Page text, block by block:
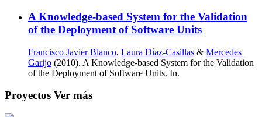
A Knowledge-based System for the Validation
of the Deployment of Software Units
Francisco Javier Blanco, Laura Díaz-Casillas & Mercedes
Garijo (2010). A Knowledge-based System for the Validation
of the Deployment of Software Units. In.
Proyectos Ver más